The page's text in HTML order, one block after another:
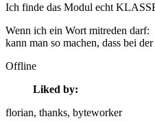
Ich finde das Modul echt
Wenn ich ein Wort mitreden darf:
kann man so machen, dass bei
Offline
Liked by:
florian, thanks, byteworker